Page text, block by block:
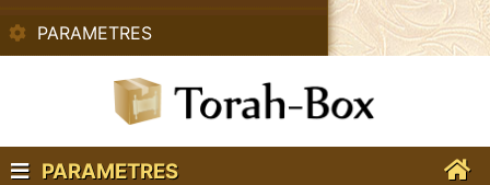
PARAMETRES
PARAMETRES